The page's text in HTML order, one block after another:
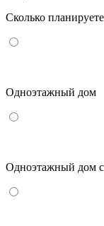
Сколько
Одноэтажный дом
Одноэтажный дом